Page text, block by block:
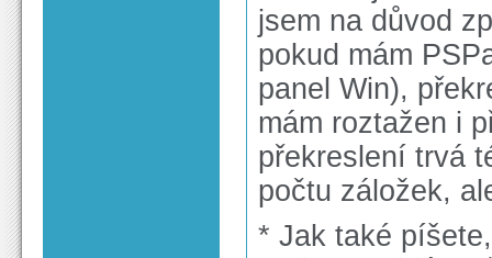
jsem na důvod
pokud mám
panel Win),
mám roztažen i
překreslení trvá
počtu záložek,
* Jak také